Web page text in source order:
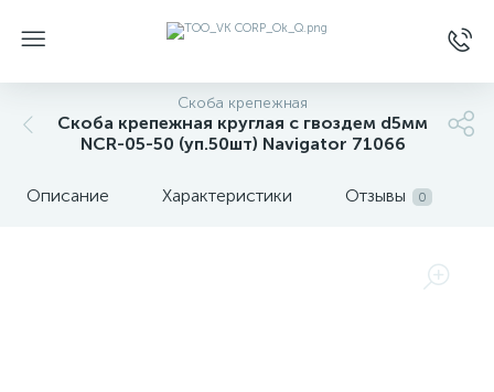
Скоба крепежная
Скоба крепежная круглая с гвоздем d5мм
NCR-05-50 (уп.50шт) Navigator 71066
Описание Характеристики Отзывы 0